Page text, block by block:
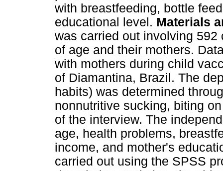
with breastfeeding, bottle
educational level. Materials
was carried out involving
of age and their mothers.
with mothers during child
of Diamantina, Brazil. The
habits) was determined
nonnutritive sucking, biting
of the interview. The
age, health problems,
income, and mother's
carried out using the SPSS